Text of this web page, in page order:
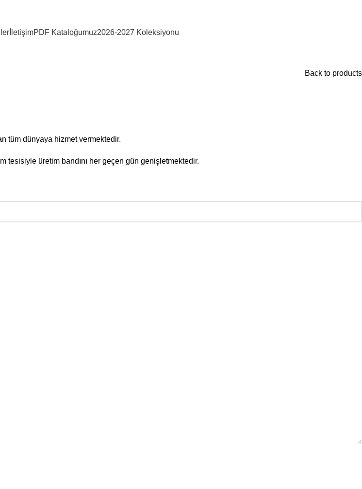
İletişimPDF Kataloğumuz2026-2027 Koleksiyonu
Back to products
tüm dünyaya hizmet vermektedir.
tesisiyle üretim bandını her geçen gün genişletmektedir.